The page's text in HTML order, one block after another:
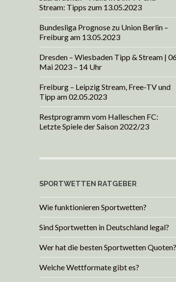
Stream: Tipps zum 13.05.2023
Bundesliga Prognose zu Union Berlin –
Freiburg am 13.05.2023
Dresden – Wiesbaden Tipp & Stream |
Mai 2023 – 14 Uhr
Freiburg – Leipzig Stream, Free-TV und
Tipp am 02.05.2023
Restprogramm vom Halleschen FC:
Letzte Spiele der Saison 2022/23
SPORTWETTEN RATGEBER
Wie funktionieren Sportwetten?
Sind Sportwetten in Deutschland legal?
Wer hat die besten Sportwetten Quoten?
Welche Wettformate gibt es?